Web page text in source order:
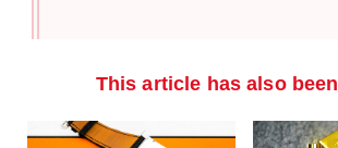
This article has also